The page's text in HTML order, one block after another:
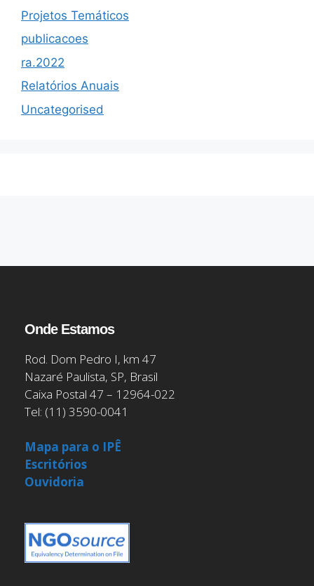
Projetos Temáticos
publicacoes
ra.2022
Relatórios Anuais
Uncategorised
Onde Estamos
Rod. Dom Pedro I, km 47
Nazaré Paulista, SP, Brasil
Caixa Postal 47 – 12964-022
Tel: (11) 3590-0041
Mapa para o IPÊ
Escritórios
Ouvidoria